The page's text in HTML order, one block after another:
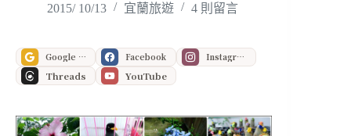
2015/ 10/13 宜蘭旅遊 4 則留言
Google 偏好來源 Facebook Instagram
Threads YouTube